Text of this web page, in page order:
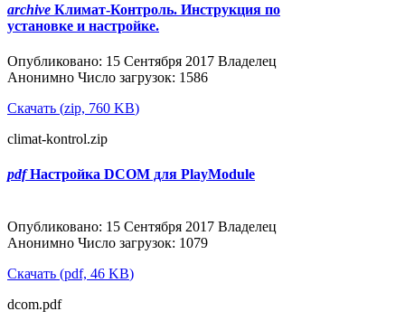
archive Климат-Контроль. Инструкция по
установке и настройке.
Опубликовано: 15 Сентября 2017 Владелец
Анонимно Число загрузок: 1586
Скачать (zip, 760 KB)
climat-kontrol.zip
pdf Настройка DCOM для PlayModule
Опубликовано: 15 Сентября 2017 Владелец
Анонимно Число загрузок: 1079
Скачать (pdf, 46 KB)
dcom.pdf